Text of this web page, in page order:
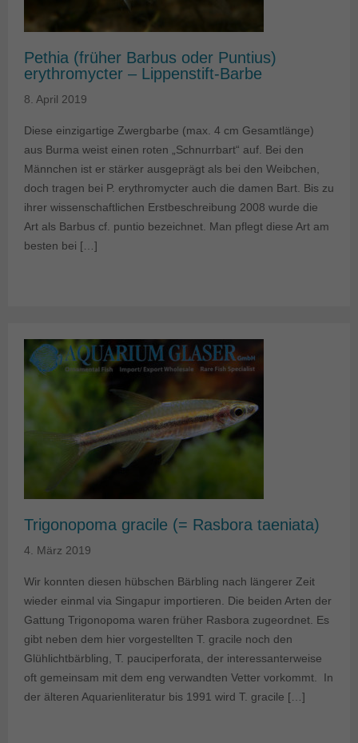
Pethia (früher Barbus oder Puntius)
erythromycter – Lippenstift-Barbe
8. April 2019
Diese einzigartige Zwergbarbe (max. 4 cm Gesamtlänge)
aus Burma weist einen roten „Schnurrbart“ auf. Bei den
Männchen ist er stärker ausgeprägt als bei den Weibchen,
doch tragen bei P. erythromycter auch die damen Bart. Bis zu
ihrer wissenschaftlichen Erstbeschreibung 2008 wurde die
Art als Barbus cf. puntio bezeichnet. Man pflegt diese Art am
besten bei […]
Trigonopoma gracile (= Rasbora taeniata)
4. März 2019
Wir konnten diesen hübschen Bärbling nach längerer Zeit
wieder einmal via Singapur importieren. Die beiden Arten der
Gattung Trigonopoma waren früher Rasbora zugeordnet. Es
gibt neben dem hier vorgestellten T. gracile noch den
Glühlichtbärbling, T. pauciperforata, der interessanterweise
oft gemeinsam mit dem eng verwandten Vetter vorkommt. In
der älteren Aquarienliteratur bis 1991 wird T. gracile […]